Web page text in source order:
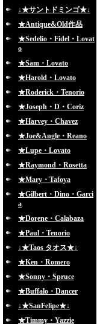
↓★サントドミンゴ★↓
★Antique&Old作品
★Sedelio・Fidel・Lovat
o
★Sam・Lovato
★Harold・Lovato
★Roderick・Tenorio
★Joseph・D・Coriz
★Harvey・Chavez
★Joe&Angle・Reano
★Lupe・Lovato
★Raymond・Rosetta
★Mary・Tafoya
★Gilbert・Dino・Garci
a
★Dorene・Calabaza
★Paul・Tenorio
↓★Taos タオス★↓
★Ken・Romero
★Sonny・Spruce
★Buffalo・Dancer
↓★SanFelipe★↓
★Timmy・Yazzie